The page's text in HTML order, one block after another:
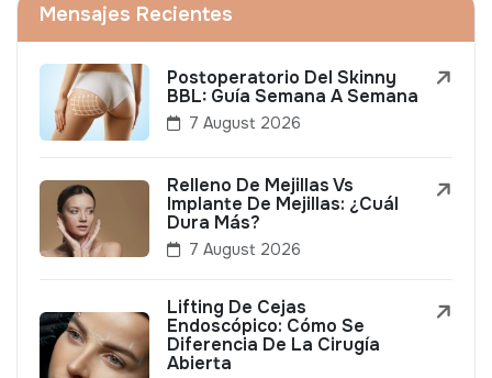
Mensajes Recientes
Postoperatorio Del Skinny
BBL: Guía Semana A Semana
7 August 2026
Relleno De Mejillas Vs
Implante De Mejillas: ¿Cuál
Dura Más?
7 August 2026
Lifting De Cejas
Endoscópico: Cómo Se
Diferencia De La Cirugía
Abierta